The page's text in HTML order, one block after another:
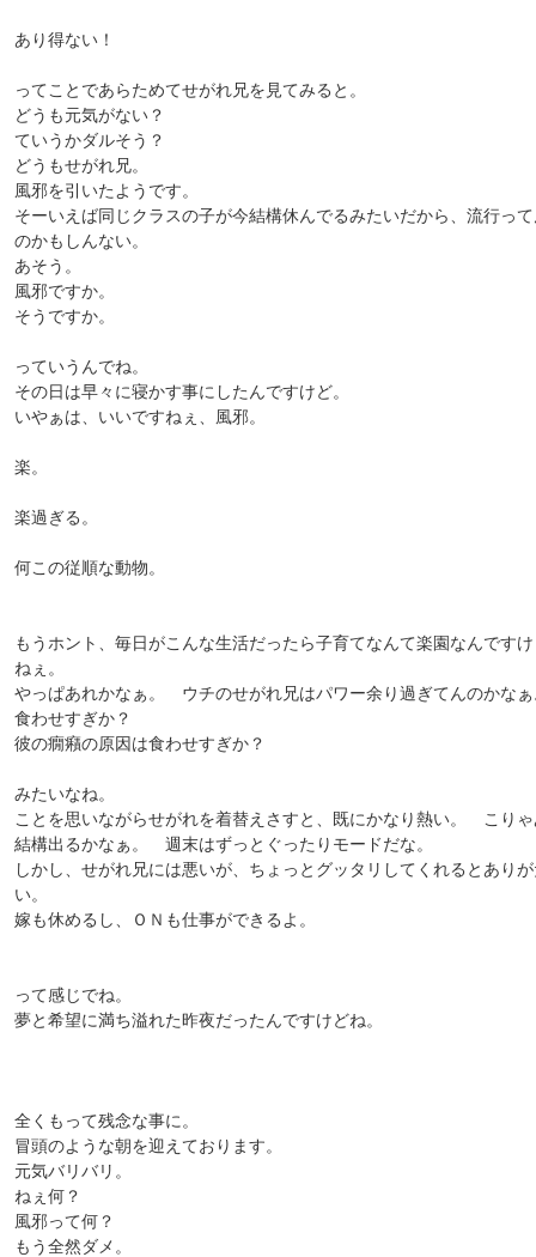
あり得ない！
ってことであらためてせがれ兄を見てみると。
どうも元気がない？
ていうかダルそう？
どうもせがれ兄。
風邪を引いたようです。
そーいえば同じクラスの子が今結構休んでるみたいだから、流行っ
のかもしんない。
あそう。
風邪ですか。
そうですか。
っていうんでね。
その日は早々に寝かす事にしたんですけど。
いやぁは、いいですねぇ、風邪。
楽。
楽過ぎる。
何この従順な動物。
もうホント、毎日がこんな生活だったら子育てなんて楽園なんです
ねぇ。
やっぱあれかなぁ。 ウチのせがれ兄はパワー余り過ぎてんのかな
食わせすぎか？
彼の癇癪の原因は食わせすぎか？
みたいなね。
ことを思いながらせがれを着替えさすと、既にかなり熱い。 こり
結構出るかなぁ。 週末はずっとぐったりモードだな。
しかし、せがれ兄には悪いが、ちょっとグッタリしてくれるとあり
い。
嫁も休めるし、ＯＮも仕事ができるよ。
って感じでね。
夢と希望に満ち溢れた昨夜だったんですけどね。
全くもって残念な事に。
冒頭のような朝を迎えております。
元気バリバリ。
ねぇ何？
風邪って何？
もう全然ダメ。